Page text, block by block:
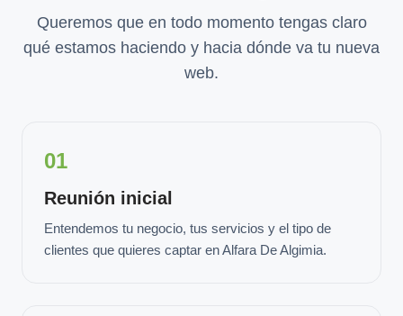
Queremos que en todo momento tengas claro
qué estamos haciendo y hacia dónde va tu nueva
web.
01
Reunión inicial
Entendemos tu negocio, tus servicios y el tipo de
clientes que quieres captar en Alfara De Algimia.